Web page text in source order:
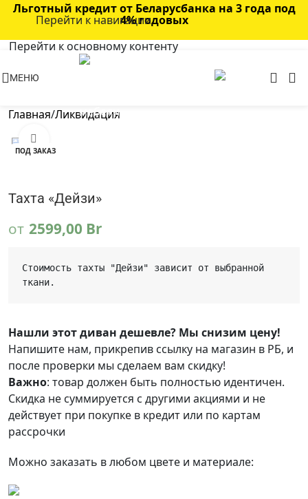
Перейти к навигации
Перейти к основному контенту
Льготный кредит от Беларусбанка на 3 года под
4% годовых
МЕНЮ
Главная/Ликвидация
ПОД ЗАКАЗ
Тахта «Дейзи»
от 2599,00 Br
Стоимость тахты "Дейзи" зависит от выбранной
ткани.
Нашли этот диван дешевле? Мы снизим цену!
Напишите нам, прикрепив ссылку на магазин в РБ, и
после проверки мы сделаем вам скидку!
Важно: товар должен быть полностью идентичен.
Скидка не суммируется с другими акциями и не
действует при покупке в кредит или по картам
рассрочки
Можно заказать в любом цвете и материале: